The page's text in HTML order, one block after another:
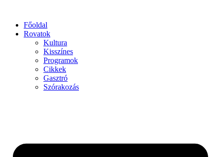
Főoldal
Rovatok
Kultura
Kisszínes
Programok
Cikkek
Gasztró
Szórakozás